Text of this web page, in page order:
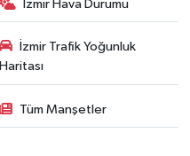
İzmir Hava Durumu
İzmir Trafik Yoğunluk
Haritası
Tüm Manşetler